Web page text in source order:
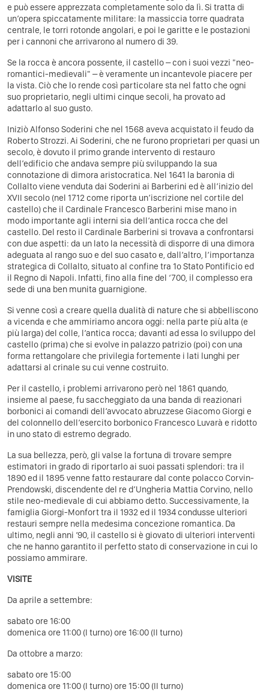
e può essere apprezzata completamente solo da lì. Si tratta di
un’opera spiccatamente militare: la massiccia torre quadrata
centrale, le torri rotonde angolari, e poi le garitte e le postazioni
per i cannoni che arrivarono al numero di 39.
Se la rocca è ancora possente, il castello – con i suoi vezzi "neo-
romantici-medievali" – è veramente un incantevole piacere per
la vista. Ciò che lo rende così particolare sta nel fatto che ogni
suo proprietario, negli ultimi cinque secoli, ha provato ad
adattarlo al suo gusto.
Iniziò Alfonso Soderini che nel 1568 aveva acquistato il feudo da
Roberto Strozzi. Ai Soderini, che ne furono proprietari per quasi un
secolo, è dovuto il primo grande intervento di restauro
dell’edificio che andava sempre più sviluppando la sua
connotazione di dimora aristocratica. Nel 1641 la baronia di
Collalto viene venduta dai Soderini ai Barberini ed è all’inizio del
XVII secolo (nel 1712 come riporta un’iscrizione nel cortile del
castello) che il Cardinale Francesco Barberini mise mano in
modo importante agli interni sia dell’antica rocca che del
castello. Del resto il Cardinale Barberini si trovava a confrontarsi
con due aspetti: da un lato la necessità di disporre di una dimora
adeguata al rango suo e del suo casato e, dall’altro, l’importanza
strategica di Collalto, situato al confine tra 1o Stato Pontificio ed
il Regno di Napoli. Infatti, fino alla fine del ‘700, il complesso era
sede di una ben munita guarnigione.
Si venne così a creare quella dualità di nature che si abbelliscono
a vicenda e che ammiriamo ancora oggi: nella parte più alta (e
più larga) del colle, l’antica rocca; davanti ad essa lo sviluppo del
castello (prima) che si evolve in palazzo patrizio (poi) con una
forma rettangolare che privilegia fortemente i lati lunghi per
adattarsi al crinale su cui venne costruito.
Per il castello, i problemi arrivarono però nel 1861 quando,
insieme al paese, fu saccheggiato da una banda di reazionari
borbonici ai comandi dell’avvocato abruzzese Giacomo Giorgi e
del colonnello dell’esercito borbonico Francesco Luvarà e ridotto
in uno stato di estremo degrado.
La sua bellezza, però, gli valse la fortuna di trovare sempre
estimatori in grado di riportarlo ai suoi passati splendori: tra il
1890 ed il 1895 venne fatto restaurare dal conte polacco Corvin-
Prendowski, discendente del re d’Ungheria Mattia Corvino, nello
stile neo-medievale di cui abbiamo detto. Successivamente, la
famiglia Giorgi-Monfort tra il 1932 ed il 1934 condusse ulteriori
restauri sempre nella medesima concezione romantica. Da
ultimo, negli anni ’90, il castello si è giovato di ulteriori interventi
che ne hanno garantito il perfetto stato di conservazione in cui lo
possiamo ammirare.
VISITE
Da aprile a settembre:
sabato ore 16:00
domenica ore 11:00 (I turno) ore 16:00 (II turno)
Da ottobre a marzo:
sabato ore 15:00
domenica ore 11:00 (I turno) ore 15:00 (II turno)